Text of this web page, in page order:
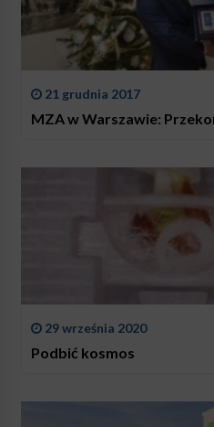
21 grudnia 2017
MZA w Warszawie:
29 września 2020
Podbić kosmos